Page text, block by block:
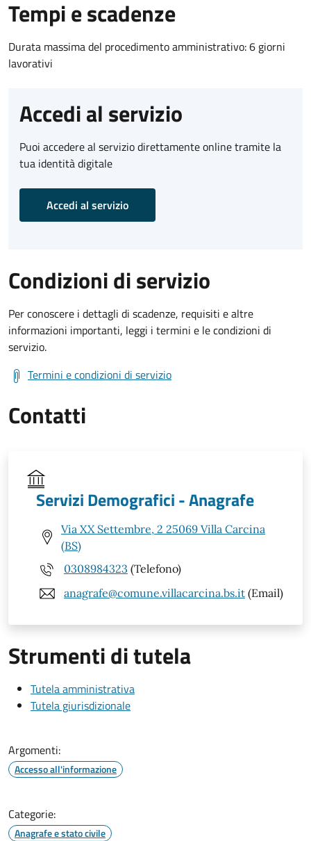
Tempi e scadenze
Durata massima del procedimento amministrativo: 6 giorni
lavorativi
Accedi al servizio
Puoi accedere al servizio direttamente online tramite la
tua identità digitale
Accedi al servizio
Condizioni di servizio
Per conoscere i dettagli di scadenze, requisiti e altre
informazioni importanti, leggi i termini e le condizioni di
servizio.
Termini e condizioni di servizio
Contatti
Servizi Demografici - Anagrafe
Via XX Settembre, 2 25069 Villa Carcina
(BS)
0308984323 (Telefono)
anagrafe@comune.villacarcina.bs.it (Email)
Strumenti di tutela
Tutela amministrativa
Tutela giurisdizionale
Argomenti:
Accesso all'informazione
Categorie:
Anagrafe e stato civile